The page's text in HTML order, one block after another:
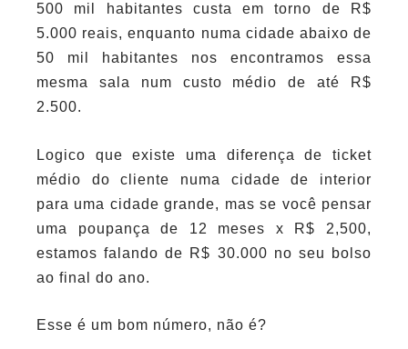
500 mil habitantes custa em torno de R$
5.000 reais, enquanto numa cidade abaixo de
50 mil habitantes nos encontramos essa
mesma sala num custo médio de até R$
2.500.
Logico que existe uma diferença de ticket
médio do cliente numa cidade de interior
para uma cidade grande, mas se você pensar
uma poupança de 12 meses x R$ 2,500,
estamos falando de R$ 30.000 no seu bolso
ao final do ano.
Esse é um bom número, não é?